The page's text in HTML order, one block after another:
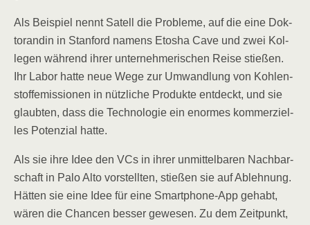
Als Bei­spiel nennt Satell die Pro­ble­me, auf die eine Dok­
to­ran­din in Stan­ford namens Eto­sha Cave und zwei Kol­
le­gen wäh­rend ihrer unter­neh­me­ri­schen Rei­se stie­ßen.
Ihr Labor hat­te neue Wege zur Umwand­lung von Koh­len­
stoff­emis­sio­nen in nütz­li­che Pro­duk­te ent­deckt, und sie
glaub­ten, dass die Tech­no­lo­gie ein enor­mes kom­mer­zi­el­
les Poten­zi­al hatte.
Als sie ihre Idee den VCs in ihrer unmit­tel­ba­ren Nach­bar­
schaft in Palo Alto vor­stell­ten, stie­ßen sie auf Ableh­nung.
Hät­ten sie eine Idee für eine Smart­phone-App gehabt,
wären die Chan­cen bes­ser gewe­sen. Zu dem Zeit­punkt,